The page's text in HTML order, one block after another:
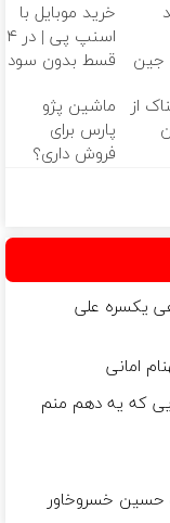
جین
خرید موبایل با
اسنپ پی | در ۴
قسط بدون سود
از
ماشین پژو
پارس برای
فروش داری؟
یکسره علی
امانی
که یه دهم منم
حسین خسروخاور